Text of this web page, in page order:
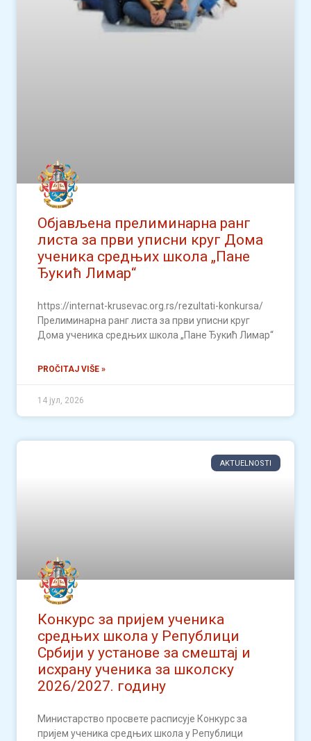
Објављена прелиминарна ранг
листа за први уписни круг Дома
ученика средњих школа „Пане
Ђукић Лимар“
https://internat-krusevac.org.rs/rezultati-konkursa/
Прелиминарна ранг листа за први уписни круг
Дома ученика средњих школа „Пане Ђукић Лимар“
PROČITAJ VIŠE »
14 јул, 2026
AKTUELNOSTI
Конкурс за пријем ученика
средњих школа у Републици
Србији у установе за смештај и
исхрану ученика за школску
2026/2027. годину
Mинистарство просвете расписује Конкурс за
пријем ученика средњих школа у Републици